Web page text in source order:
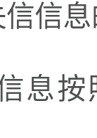
信
息